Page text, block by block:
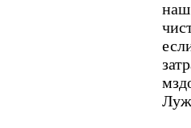
наш